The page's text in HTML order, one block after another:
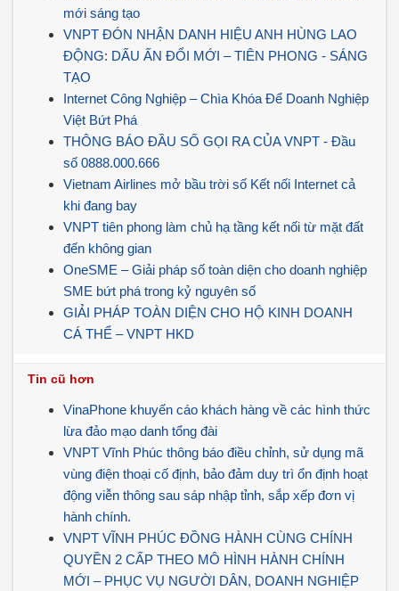
mới sáng tạo
VNPT ĐÓN NHẬN DANH HIỆU ANH HÙNG LAO
ĐỘNG: DẤU ẤN ĐỔI MỚI – TIÊN PHONG - SÁNG
TẠO
Internet Công Nghiệp – Chìa Khóa Để Doanh Nghiệp
Việt Bứt Phá
THÔNG BÁO ĐẦU SỐ GỌI RA CỦA VNPT - Đầu
số 0888.000.666
Vietnam Airlines mở bầu trời số Kết nối Internet cả
khi đang bay
VNPT tiên phong làm chủ hạ tầng kết nối từ mặt đất
đến không gian
OneSME – Giải pháp số toàn diện cho doanh nghiệp
SME bứt phá trong kỷ nguyên số
GIẢI PHÁP TOÀN DIỆN CHO HỘ KINH DOANH
CÁ THỂ – VNPT HKD
Tin cũ hơn
VinaPhone khuyến cáo khách hàng về các hình thức
lừa đảo mạo danh tổng đài
VNPT Vĩnh Phúc thông báo điều chỉnh, sử dụng mã
vùng điện thoại cố định, bảo đảm duy trì ổn định hoạt
động viễn thông sau sáp nhập tỉnh, sắp xếp đơn vị
hành chính.
VNPT VĨNH PHÚC ĐỒNG HÀNH CÙNG CHÍNH
QUYỀN 2 CẤP THEO MÔ HÌNH HÀNH CHÍNH
MỚI – PHỤC VỤ NGƯỜI DÂN, DOANH NGHIỆP